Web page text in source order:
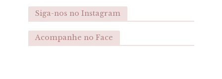
Siga-nos no Instagram
Acompanhe no Face